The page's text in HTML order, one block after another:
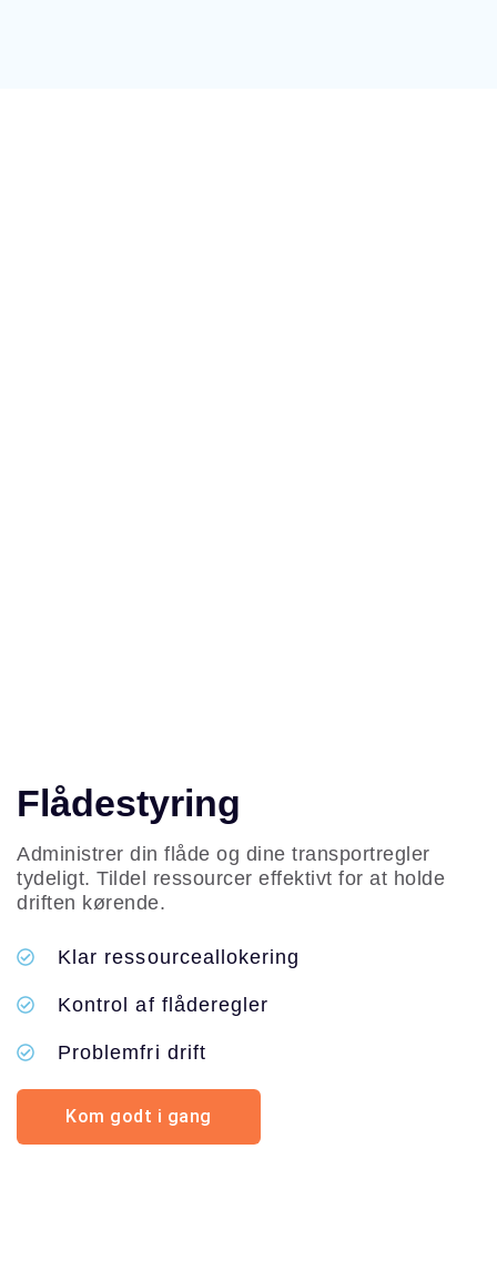
Flådestyring
Administrer din flåde og dine transportregler
tydeligt. Tildel ressourcer effektivt for at holde
driften kørende.
Klar ressourceallokering
Kontrol af flåderegler
Problemfri drift
Kom godt i gang